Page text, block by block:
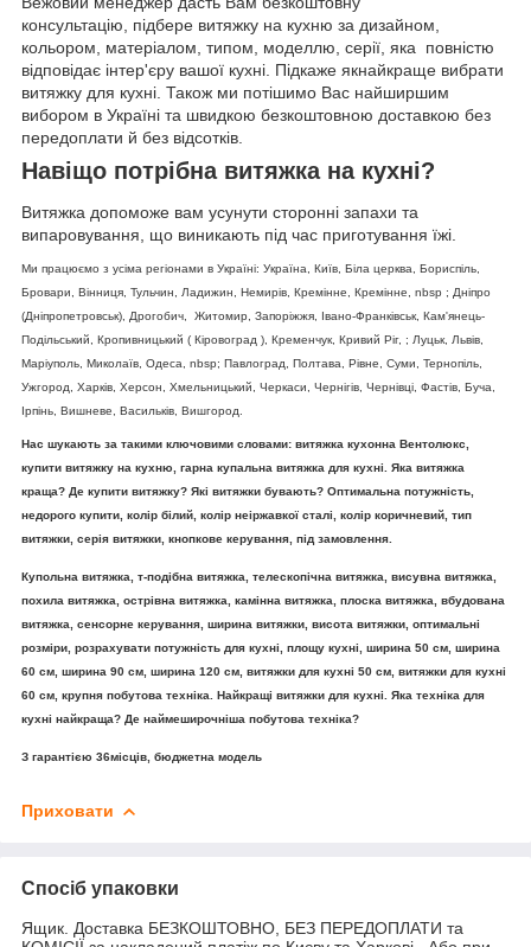
консультацію, підбере витяжку на кухню за дизайном,
кольором, матеріалом, типом, моделлю, серії, яка повністю
відповідає інтер'єру вашої кухні. Підкаже якнайкраще вибрати
витяжку для кухні. Також ми потішимо Вас найширшим
вибором в Україні та швидкою безкоштовною доставкою без
передоплати й без відсотків.
Навіщо потрібна витяжка на кухні?
Витяжка допоможе вам усунути сторонні запахи та
випаровування, що виникають під час приготування їжі.
Ми працюємо з усіма регіонами в Україні: Україна, Київ, Біла церква, Бориспіль,
Бровари, Вінниця, Тульчин, Ладижин, Немирів, Кремінне, Кремінне, nbsp ; Дніпро
(Дніпропетровськ), Дрогобич, Житомир, Запоріжжя, Івано-Франківськ, Кам'янець-
Подільський, Кропивницький ( Кіровоград ), Кременчук, Кривий Ріг, ; Луцьк, Львів,
Маріуполь, Миколаїв, Одеса, nbsp; Павлоград, Полтава, Рівне, Суми, Тернопіль,
Ужгород, Харків, Херсон, Хмельницький, Черкаси, Чернігів, Чернівці, Фастів, Буча,
Ірпінь, Вишневе, Васильків, Вишгород.
Нас шукають за такими ключовими словами: витяжка кухонна Вентолюкс,
купити витяжку на кухню, гарна купальна витяжка для кухні. Яка витяжка
краща? Де купити витяжку? Які витяжки бувають? Оптимальна потужність,
недорого купити, колір білий, колір неіржавкої сталі, колір коричневий, тип
витяжки, серія витяжки, кнопкове керування, під замовлення.
Купольна витяжка, т-подібна витяжка, телескопічна витяжка, висувна витяжка,
похила витяжка, острівна витяжка, камінна витяжка, плоска витяжка, вбудована
витяжка, сенсорне керування, ширина витяжки, висота витяжки, оптимальні
розміри, розрахувати потужність для кухні, площу кухні, ширина 50 см, ширина
60 см, ширина 90 см, ширина 120 см, витяжки для кухні 50 см, витяжки для кухні
60 см, кpyпня побутова техніка. Найкращі витяжки для кухні. Яка техніка для
кухні найкраща? Де наймеширочніша побутова техніка?
З гарантією 36місців, бюджетна модель
Приховати
Спосіб упаковки
Ящик. Доставка БЕЗКОШТОВНО, БЕЗ ПЕРЕДОПЛАТИ та